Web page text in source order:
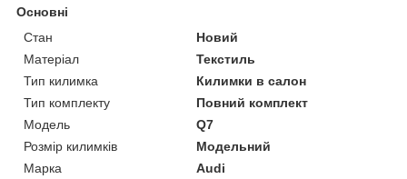
Основні
Стан
Новий
Матеріал
Текстиль
Тип килимка
Килимки в салон
Тип комплекту
Повний комплект
Модель
Q7
Розмір килимків
Модельний
Марка
Audi